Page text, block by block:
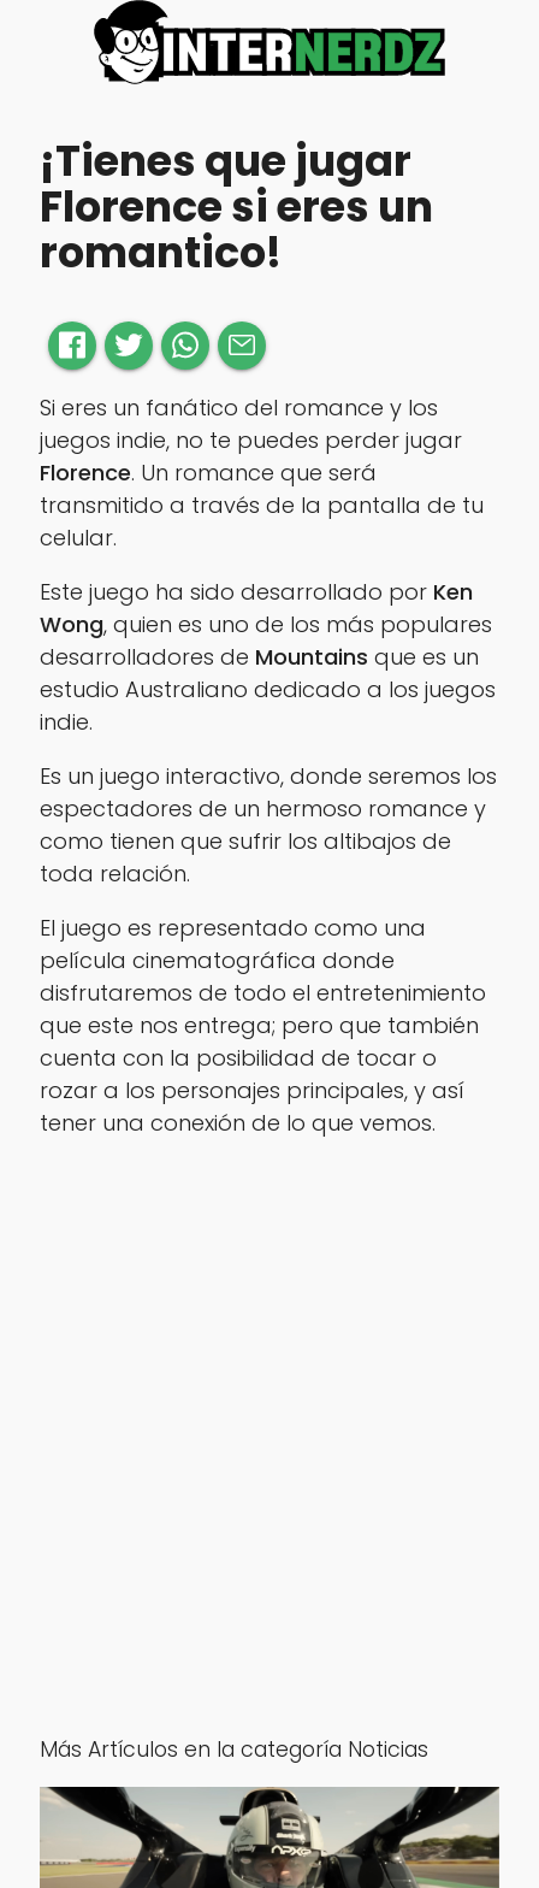
¡Tienes que jugar
Florence si eres un
romantico!
Si eres un fanático del romance y los
juegos indie, no te puedes perder jugar
Florence. Un romance que será
transmitido a través de la pantalla de tu
celular.
Este juego ha sido desarrollado por Ken
Wong, quien es uno de los más populares
desarrolladores de Mountains que es un
estudio Australiano dedicado a los juegos
indie.
Es un juego interactivo, donde seremos los
espectadores de un hermoso romance y
como tienen que sufrir los altibajos de
toda relación.
El juego es representado como una
película cinematográfica donde
disfrutaremos de todo el entretenimiento
que este nos entrega; pero que también
cuenta con la posibilidad de tocar o
rozar a los personajes principales, y así
tener una conexión de lo que vemos.
Más Artículos en la categoría Noticias